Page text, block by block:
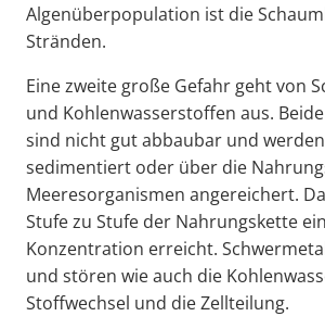
Algenüberpopulation ist die
Stränden.
Eine zweite große Gefahr geht von
und Kohlenwasserstoffen aus.
sind nicht gut abbaubar und
sedimentiert oder über die
Meeresorganismen angereichert.
Stufe zu Stufe der Nahrungskette
Konzentration erreicht.
und stören wie auch die
Stoffwechsel und die Zellteilung.